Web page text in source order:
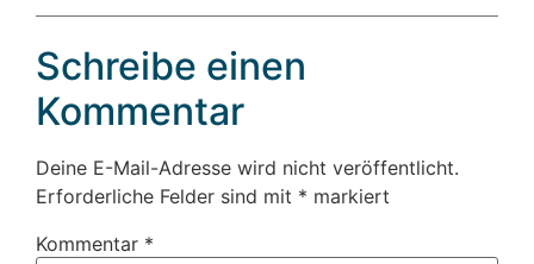
Schreibe einen
Kommentar
Deine E-Mail-Adresse wird nicht veröffentlicht.
Erforderliche Felder sind mit * markiert
Kommentar *